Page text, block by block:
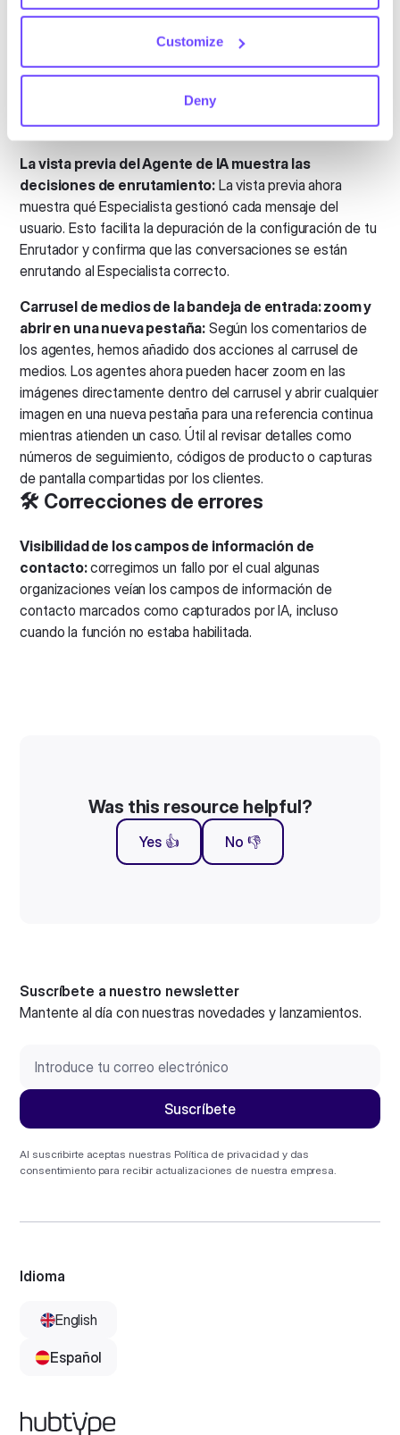
again.
Customize
Deny
evitar la pérdida accidental de datos.
Selector de variables para Agentes de IA:
puedes hacer referencia a las variables del bot con mayor
comportamiento según los datos disponibles en cada
conversación.
La vista previa del Agente de IA muestra las
decisiones de enrutamiento: La vista previa ahora
muestra qué Especialista gestionó cada mensaje del
usuario. Esto facilita la depuración de la configuración de tu
Enrutador y confirma que las conversaciones se están
enrutando al Especialista correcto.
Carrusel de medios de la bandeja de entrada: zoom y
abrir en una nueva pestaña: Según los comentarios de
los agentes, hemos añadido dos acciones al carrusel de
medios. Los agentes ahora pueden hacer zoom en las
imágenes directamente dentro del carrusel y abrir cualquier
imagen en una nueva pestaña para una referencia continua
mientras atienden un caso. Útil al revisar detalles como
números de seguimiento, códigos de producto o capturas
de pantalla compartidas por los clientes.
🛠️ Correcciones de errores
Visibilidad de los campos de información de
contacto:corregimos un fallo por el cual algunas
organizaciones veían los campos de información de
contacto marcados como capturados por IA, incluso
cuando la función no estaba habilitada.
Was this resource helpful?
Yes 👍 No 👎
Suscríbete a nuestro newsletter
Mantente al día con nuestras novedades y lanzamientos.
Al suscribirte aceptas nuestras Política de privacidad y das
consentimiento para recibir actualizaciones de nuestra empresa.
Idioma
English
Español